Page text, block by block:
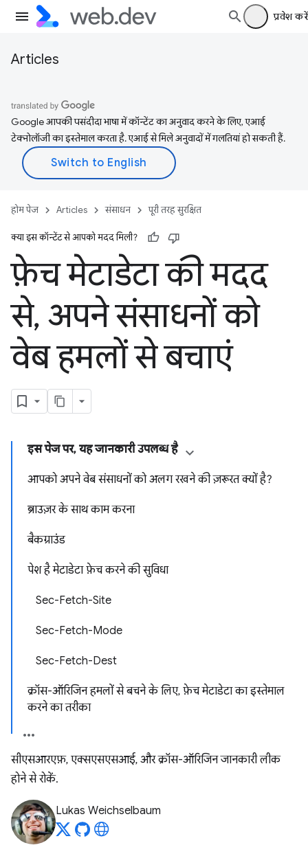
प्रवेश करें
Articles
Google आपकी पसंदीदा भाषा में कॉन्टेंट का अनुवाद करने के लिए, एआई
टेक्नोलॉजी का इस्तेमाल करता है. एआई से मिले अनुवादों में गलतियां हो सकती हैं.
होम पेज Articles संसाधन पूरी तरह सुरक्षित
क्या इस कॉन्टेंट से आपको मदद मिली?
फ़ेच मेटाडेटा की मदद
से, अपने संसाधनों को
वेब हमलों से बचाएं
इस पेज पर, यह जानकारी उपलब्ध है
आपको अपने वेब संसाधनों को अलग रखने की ज़रूरत क्यों है?
ब्राउज़र के साथ काम करना
बैकग्राउंड
पेश है मेटाडेटा फ़ेच करने की सुविधा
Sec-Fetch-Site
Sec-Fetch-Mode
Sec-Fetch-Dest
क्रॉस-ऑरिजिन हमलों से बचने के लिए, फ़ेच मेटाडेटा का इस्तेमाल
करने का तरीका
सीएसआरएफ़, एक्सएसएसआई, और क्रॉस-ऑरिजिन जानकारी लीक
होने से रोकें.
Lukas Weichselbaum